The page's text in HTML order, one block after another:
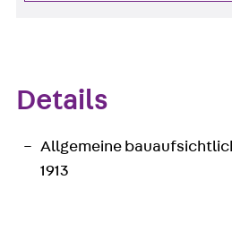
Details
Allgemeine
1913